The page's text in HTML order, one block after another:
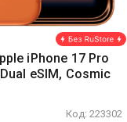
iPhone 17 Pro
eSIM, Cosmic
Код: 223302